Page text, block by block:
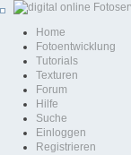
Home
Fotoentwicklung
Tutorials
Texturen
Forum
Hilfe
Suche
Einloggen
Registrieren